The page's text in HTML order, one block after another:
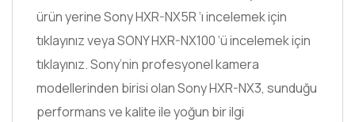
ürün yerine Sony HXR-NX5R ‘ı incelemek için
tıklayınız veya SONY HXR-NX100 ‘ü incelemek için
tıklayınız. Sony’nin profesyonel kamera
modellerinden birisi olan Sony HXR-NX3, sunduğu
performans ve kalite ile yoğun bir ilgi